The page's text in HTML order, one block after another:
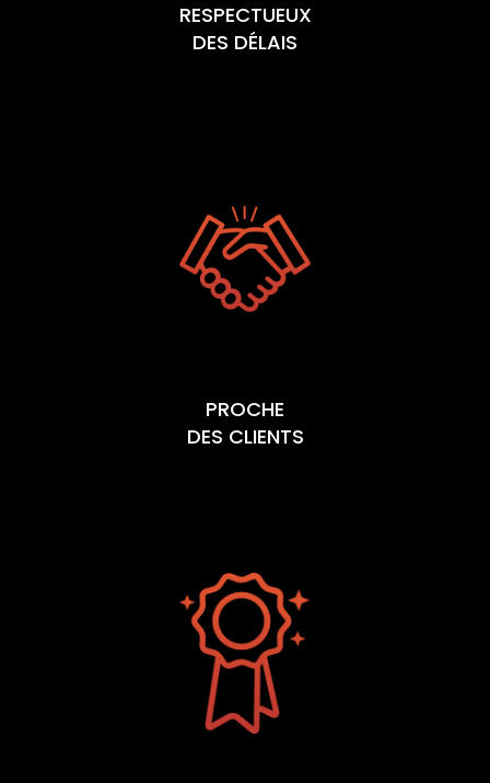
RESPECTUEUX
DES DÉLAIS
PROCHE
DES CLIENTS